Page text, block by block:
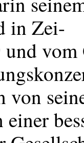
in Zei-
von
einer